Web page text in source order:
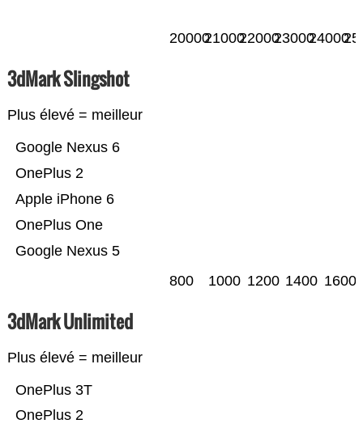
2000021000220002300024000
3dMark Slingshot
Plus élevé = meilleur
Google Nexus 5
OnePlus One
Apple iPhone 6
OnePlus 2
Google Nexus 6
800 1000 1200 1400 1600
3dMark Unlimited
Plus élevé = meilleur
OnePlus 2
OnePlus 3T